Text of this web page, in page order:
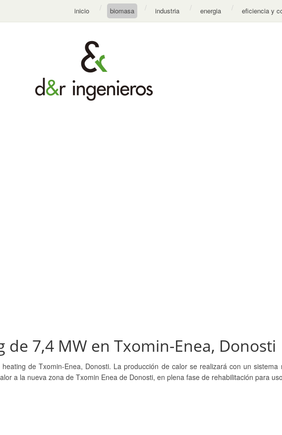
inicio biomasa industria energia eficiencia y
7,4 MW en Txomin-Enea, Donosti
de Txomin-Enea, Donosti. La producción de calor se realizará con un
a la nueva zona de Txomin Enea de Donosti, en plena fase de rehabilitación para